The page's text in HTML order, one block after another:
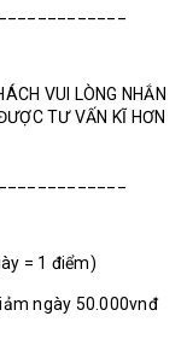
VUI LÒNG NHẮN
TƯ VẤN KĨ HƠN
= 1 điểm)
ngày 50.000vnđ